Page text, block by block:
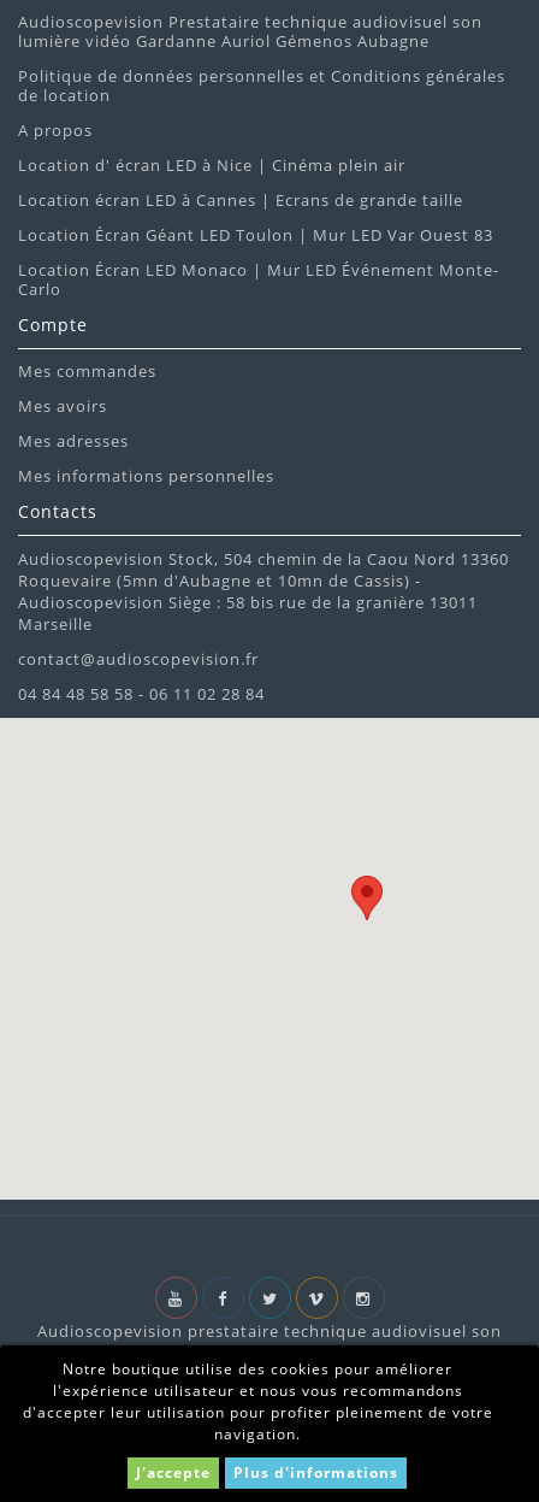
Notre boutique utilise des cookies pour améliorer
l'expérience utilisateur et nous vous recommandons
d'accepter leur utilisation pour profiter pleinement de votre
navigation.
J'accepte
Plus d'informations
Audioscopevision Prestataire technique audiovisuel son
lumière vidéo Gardanne Auriol Gémenos Aubagne
Politique de données personnelles et Conditions générales
de location
A propos
Location d' écran LED à Nice | Cinéma plein air
Location écran LED à Cannes | Ecrans de grande taille
Location Écran Géant LED Toulon | Mur LED Var Ouest 83
Location Écran LED Monaco | Mur LED Événement Monte-
Carlo
Compte
Mes commandes
Mes avoirs
Mes adresses
Mes informations personnelles
Contacts
Audioscopevision Stock, 504 chemin de la Caou Nord 13360
Roquevaire (5mn d'Aubagne et 10mn de Cassis) -
Audioscopevision Siège : 58 bis rue de la granière 13011
Marseille
contact@audioscopevision.fr
04 84 48 58 58 - 06 11 02 28 84
Audioscopevision | Sonorisation et
4.9
Basé sur875 avis
x
Audioscopevision prestataire technique audiovisuel son
Marseille